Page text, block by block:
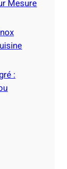
Mesure
: